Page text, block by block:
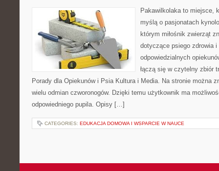
Pakawilkolaka to miejsce,
myślą o pasjonatach
którym miłośnik zwierząt
dotyczące psiego zdrowia
odpowiedzialnych
łączą się w czytelny zbiór
Porady dla Opiekunów i Psia Kultura i Media. Na stronie można
wielu odmian czworonogów. Dzięki temu użytkownik ma
odpowiedniego pupila. Opisy […]
CATEGORIES: EDUKACJA DOMOWA I WSPARCIE W NAUCE